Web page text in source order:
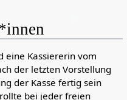
eine Kassiererin vom
der letzten Vorstellung
der Kasse fertig sein
bei jeder freien